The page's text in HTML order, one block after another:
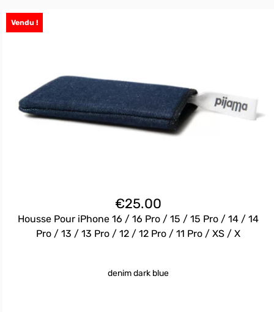
Vendu !
€25.00
Housse Pour iPhone 16 / 16 Pro / 15 / 15 Pro / 14 / 14
Pro / 13 / 13 Pro / 12 / 12 Pro / 11 Pro / XS / X
denim dark blue